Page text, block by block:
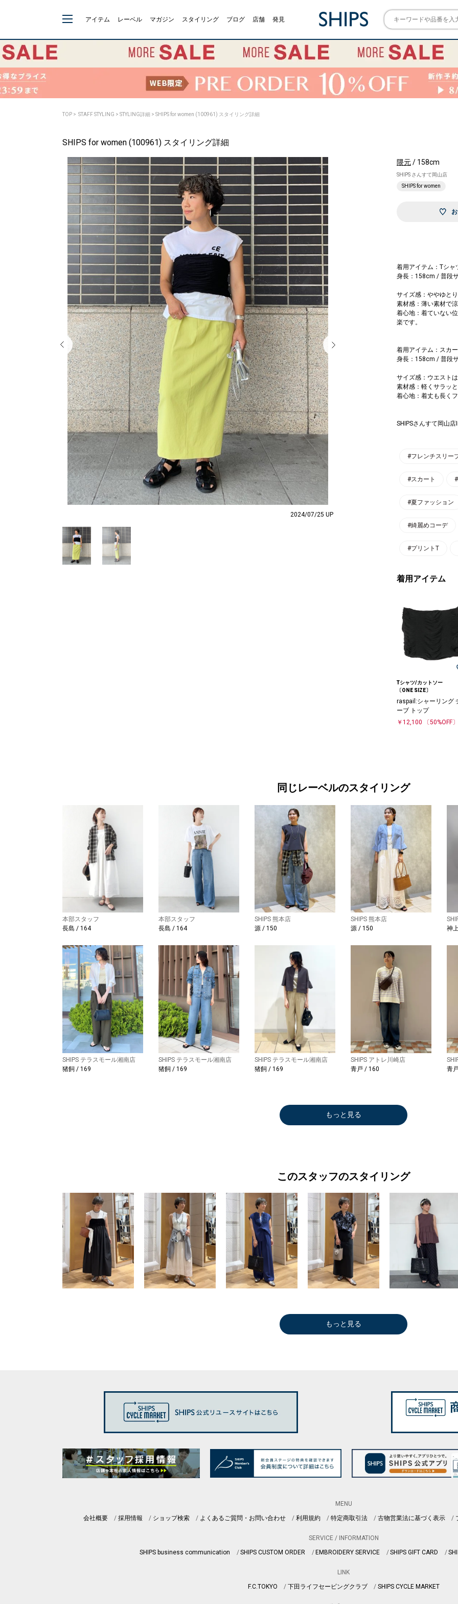
アイテム レーベル マガジン スタイリング ブログ 店舗 発見
TOP > STAFF STYLING > STYLING詳細 > SHIPS for women (100961) スタイリング詳細
SHIPS for women (100961) スタイリング詳細
2024/07/25 UP
隈元/ 158cm
SHIPS さんすて岡山店
SHIPS for women
着用アイテム：Tシャ
身長：158cm / 普段
サイズ感：ややゆと
素材感：薄い素材で
着心地：着ていない
楽です。
着用アイテム：スカ
身長：158cm / 普段
サイズ感：ウエスト
素材感：軽くサラッ
着心地：着丈も長く
SHIPSさんすて岡山
#フレンチスリー
#スカート
#夏ファッション
#綺麗めコーデ
#プリントT
着用アイテム
Tシャツ/カットソー
〔ONE SIZE〕
raspail:シャーリング
ーブ トップ
￥12,100
〔50%OFF〕
同じレーベルのスタイリング
本部スタッフ
長島 / 164
本部スタッフ
長島 / 164
SHIPS 熊本店
源 / 150
SHIPS 熊本店
源 / 150
神
SHIPS テラスモール湘南店
猪飼 / 169
SHIPS テラスモール湘南店
猪飼 / 169
SHIPS テラスモール湘南店
猪飼 / 169
SHIPS アトレ川崎店
青戸 / 160
青
もっと見る
このスタッフのスタイリング
もっと見る
MENU
会社概要
採用情報 ショップ検索 よくあるご質問・お問い合わせ 利用規約 特定商取引法 古物営業法に基づく表示
SERVICE / INFORMATION
SHIPS business communication
SHIPS CUSTOM ORDER EMBROIDERY SERVICE SHIPS GIFT CARD
LINK
F.C.TOKYO
下田ライフセービングクラブ SHIPS CYCLE MARKET